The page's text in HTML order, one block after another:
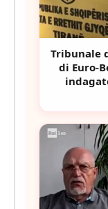
Tribunale
di Euro-